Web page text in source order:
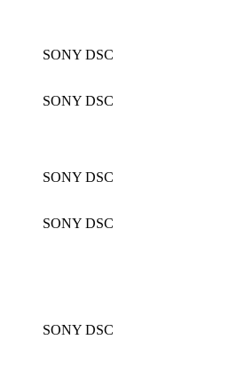
SONY DSC
SONY DSC
SONY DSC
SONY DSC
SONY DSC